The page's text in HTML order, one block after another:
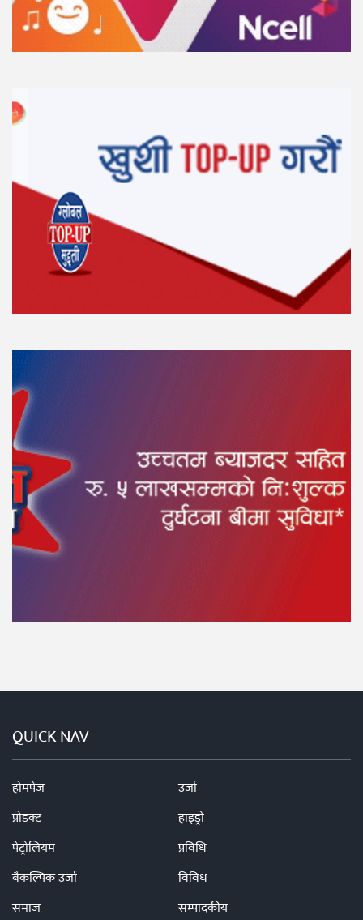
QUICK NAV
होमपेज
उर्जा
प्रोडक्ट
हाइड्रो
पेट्रोलियम
प्रविधि
बैकल्पिक उर्जा
विविध
समाज
सम्पादकीय